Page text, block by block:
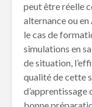
peut être réelle
alternance ou
le cas de
simulations en
de situation,
qualité de cette
d’apprentissage